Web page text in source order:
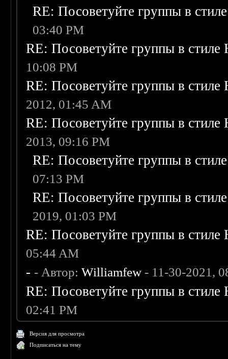
RE: Посоветуйте группы в
03:40 PM
RE: Посоветуйте группы в стиле
10:08 PM
RE: Посоветуйте группы в стиле
2012, 01:45 AM
RE: Посоветуйте группы в стиле
2013, 09:16 PM
RE: Посоветуйте группы в
07:13 PM
RE: Посоветуйте группы в
2019, 01:03 PM
RE: Посоветуйте группы в стиле
05:44 AM
- - Автор:Williamfew - 11-30-2021,
RE: Посоветуйте группы в стиле
02:41 PM
Версия для просмотра
Подписаться на тему